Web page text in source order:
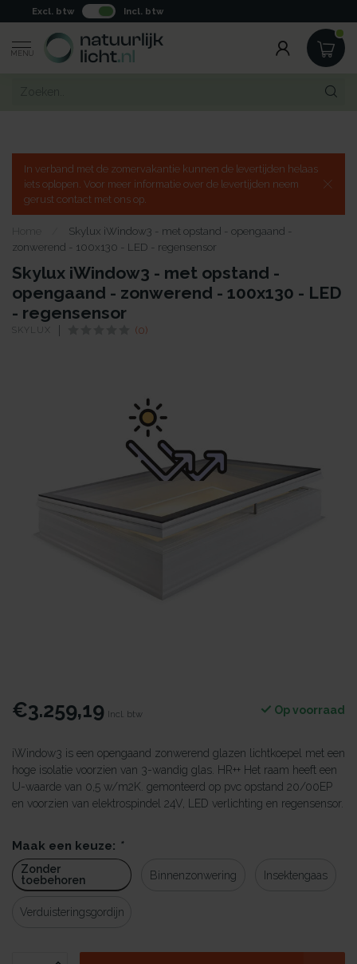
Excl. btw Incl. btw
MENU
In verband met de zomervakantie kunnen de levertijden helaas
iets oplopen. Voor meer informatie over de levertijden neem
gerust contact met ons op.
Home
Skylux iWindow3 - met opstand - opengaand -
zonwerend - 100x130 - LED - regensensor
Skylux iWindow3 - met opstand -
opengaand - zonwerend - 100x130 - LED
- regensensor
SKYLUX (0)
€3.259,19 Incl. btw Op voorraad
iWindow3 is een opengaand zonwerend glazen lichtkoepel met een
hoge isolatie voorzien van 3-wandig glas. HR++ Het raam heeft een
U-waarde van 0,5 w/m2K. gemonteerd op pvc opstand 20/00EP
en voorzien van elektrospindel 24V, LED verlichting en regensensor.
Maak een keuze: *
Zonder
toebehoren
Binnenzonwering Insektengaas
Verduisteringsgordijn